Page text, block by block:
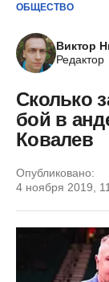
ОБЩЕСТВО
Виктор
Редактор
Сколько
бой в
Ковалев
Опубликовано:
4 ноября 2019,